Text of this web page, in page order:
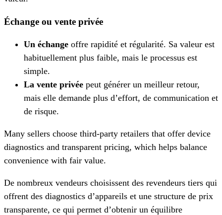
Échange ou vente privée
Un échange offre rapidité et régularité. Sa valeur est
habituellement plus faible, mais le processus est
simple.
La vente privée peut générer un meilleur retour,
mais elle demande plus d’effort, de communication et
de risque.
Many sellers choose third-party retailers that offer device
diagnostics and transparent pricing, which helps balance
convenience with fair value.
De nombreux vendeurs choisissent des revendeurs tiers qui
offrent des diagnostics d’appareils et une structure de prix
transparente, ce qui permet d’obtenir un équilibre